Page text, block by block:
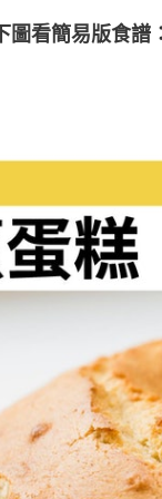
圖看簡易版食譜